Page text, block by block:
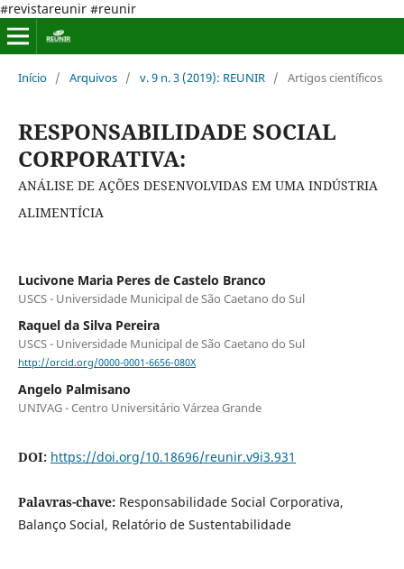
#revistareunir #reunir
Início / Arquivos / v. 9 n. 3 (2019): REUNIR / Artigos científicos
RESPONSABILIDADE SOCIAL
CORPORATIVA:
ANÁLISE DE AÇÕES DESENVOLVIDAS EM UMA INDÚSTRIA
ALIMENTÍCIA
Lucivone Maria Peres de Castelo Branco
USCS - Universidade Municipal de São Caetano do Sul
Raquel da Silva Pereira
USCS - Universidade Municipal de São Caetano do Sul
http://orcid.org/0000-0001-6656-080X
Angelo Palmisano
UNIVAG - Centro Universitário Várzea Grande
DOI: https://doi.org/10.18696/reunir.v9i3.931
Palavras-chave: Responsabilidade Social Corporativa,
Balanço Social, Relatório de Sustentabilidade